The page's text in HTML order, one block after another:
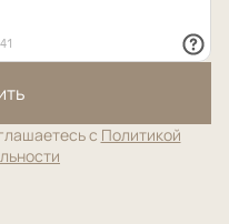
с Политикой